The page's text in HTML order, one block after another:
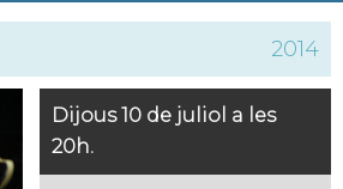
2014
Dijous 10 de juliol a les
20h.